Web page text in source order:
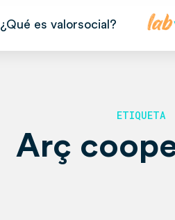
¿Qué es valorsocial?
ETIQUETA
Arç